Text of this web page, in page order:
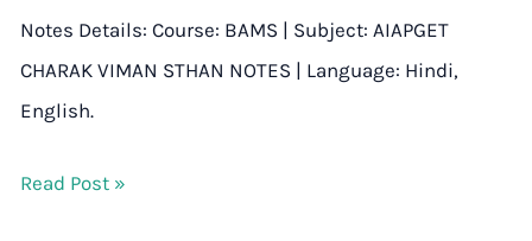
Notes Details: Course: BAMS | Subject: AIAPGET
CHARAK VIMAN STHAN NOTES | Language: Hindi,
English.
Read Post »